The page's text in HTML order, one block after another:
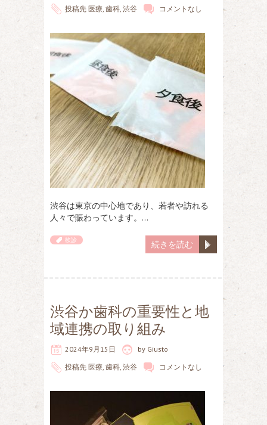
投稿先 医療, 歯科, 渋谷 コメントなし
渋谷は東京の中心地であり、若者や訪れる
人々で賑わっています。…
続きを読む
検診
渋谷か歯科の重要性と地
域連携の取り組み
2024年9月15日 by Giusto
投稿先 医療, 歯科, 渋谷 コメントなし